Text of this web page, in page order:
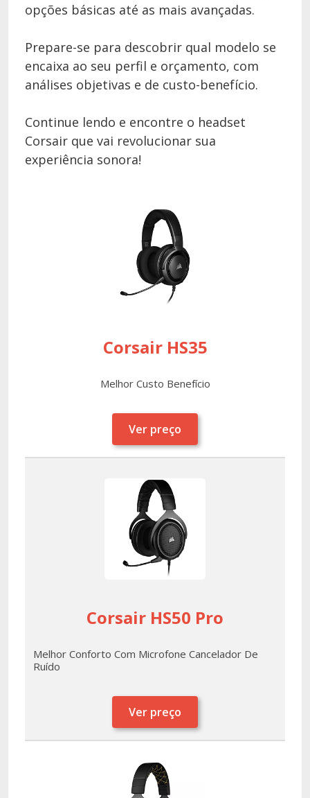
opções básicas até as mais avançadas.
Prepare-se para descobrir qual modelo se
encaixa ao seu perfil e orçamento, com
análises objetivas e de custo-benefício.
Continue lendo e encontre o headset
Corsair que vai revolucionar sua
experiência sonora!
Corsair HS35
Melhor Custo Benefício
Ver preço
Corsair HS50 Pro
Melhor Conforto Com Microfone Cancelador De
Ruído
Ver preço